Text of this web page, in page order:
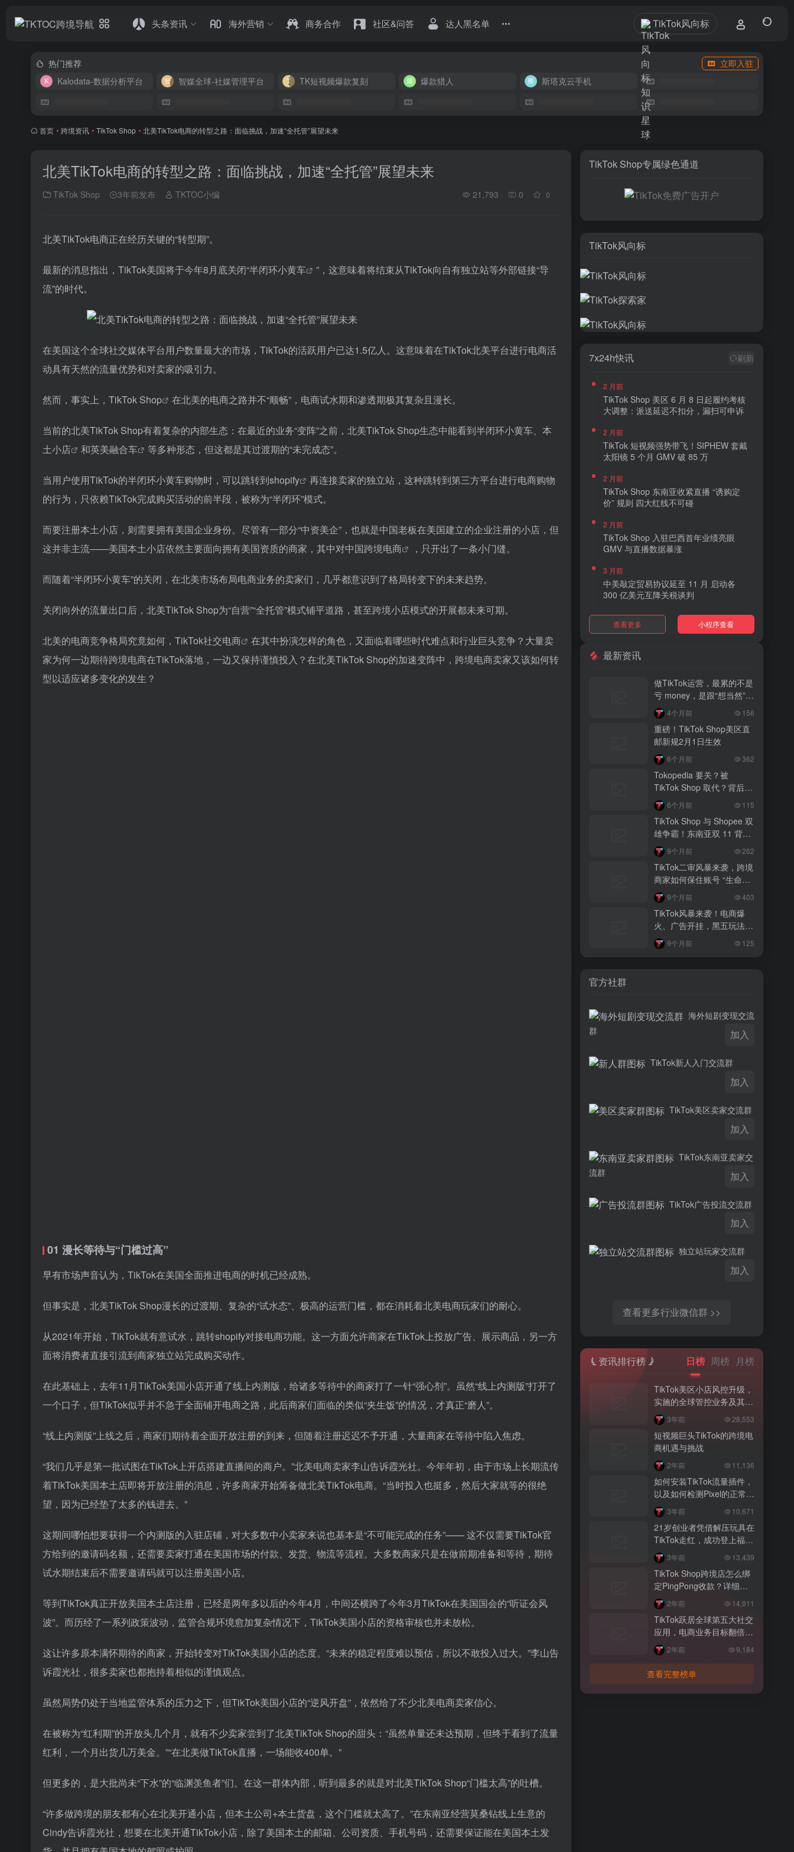
头条资讯 海外营销 商务合作 社区&问答 达人黑名单 TikTok风向标
热门推荐
立即入驻
Kalodata-数据分析平台
智媒全球-社媒管理平台 TK短视频爆款复刻 爆款猎人 斯塔克云手机
首页 • 跨境资讯 • TikTok Shop • 北美TikTok电商的转型之路：面临挑战，加速“全托管”展望未来
北美TikTok电商的转型之路：面临挑战，加速“全托管”展望未来
TikTok Shop 3年前发布 TKTOC小编 21,793 0 0
北美TikTok电商正在经历关键的“转型期”。
最新的消息指出，TikTok美国将于今年8月底关闭“半闭环小黄车
”，这意味着将结束从TikTok向自有独立站等外部链接“导
流”的时代。
在美国这个全球社交媒体平台用户数量最大的市场，TikTok的活跃用户已达1.5亿人。这意味着在TikTok北美平台进行电商活
动具有天然的流量优势和对卖家的吸引力。
然而，事实上， TikTok Shop 在北美的电商之路并不“顺畅”，电商试水期和渗透期极其复杂且漫长。
当前的北美TikTok Shop有着复杂的内部生态：在最近的业务“变阵”之前，北美TikTok Shop生态中能看到半闭环小黄车、 本
土小店
和英美融合车 等多种形态，但这都是其过渡期的“未完成态”。
当用户使用TikTok的半闭环小黄车购物时，可以跳转到shopify
再连接卖家的独立站，这种跳转到第三方平台进行电商购物
的行为，只依赖TikTok完成购买活动的前半段，被称为“半闭环”模式。
而要注册本土小店，则需要拥有美国企业身份。尽管有一部分“中资美企”，也就是中国老板在美国建立的企业注册的小店，但
这并非主流——美国本土小店依然主要面向拥有美国资质的商家，其中对中国跨境电商 ，只开出了一条小门缝。
而随着“半闭环小黄车”的关闭，在北美市场布局电商业务的卖家们，几乎都意识到了格局转变下的未来趋势。
关闭向外的流量出口后，北美TikTok Shop为“自营”“全托管”模式铺平道路，甚至跨境小店模式的开展都未来可期。
北美的电商竞争格局究竟如何， TikTok社交电商
在其中扮演怎样的角色，又面临着哪些时代难点和行业巨头竞争？大量卖
家为何一边期待跨境电商在TikTok落地，一边又保持谨慎投入？在北美TikTok Shop的加速变阵中，跨境电商卖家又该如何转
型以适应诸多变化的发生？
01 漫长等待与“门槛过高”
早有市场声音认为，TikTok在美国全面推进电商的时机已经成熟。
但事实是，北美TikTok Shop漫长的过渡期、复杂的“试水态”、极高的运营门槛，都在消耗着北美电商玩家们的耐心。
从2021年开始，TikTok就有意试水，跳转shopify对接电商功能。这一方面允许商家在TikTok上投放广告、展示商品，另一方
面将消费者直接引流到商家独立站完成购买动作。
在此基础上，去年11月TikTok美国小店开通了线上内测版，给诸多等待中的商家打了一针“强心剂”。虽然“线上内测版”打开了
一个口子，但TikTok似乎并不急于全面铺开电商之路，此后商家们面临的类似“夹生饭”的情况，才真正“磨人”。
“线上内测版”上线之后，商家们期待着全面开放注册的到来，但随着注册迟迟不予开通，大量商家在等待中陷入焦虑。
“我们几乎是第一批试图在TikTok上开店搭建直播间的商户。”北美电商卖家李山告诉霞光社。今年年初，由于市场上长期流传
着TikTok美国本土店即将开放注册的消息，许多商家开始筹备做北美TikTok电商。“当时投入也挺多，然后大家就等的很绝
望，因为已经垫了太多的钱进去。”
这期间哪怕想要获得一个内测版的入驻店铺，对大多数中小卖家来说也基本是“不可能完成的任务”—— 这不仅需要TikTok官
方给到的邀请码名额，还需要卖家打通在美国市场的付款、发货、物流等流程。大多数商家只是在做前期准备和等待，期待
试水期结束后不需要邀请码就可以注册美国小店。
等到TikTok真正开放美国本土店注册，已经是两年多以后的今年4月，中间还横跨了今年3月TikTok在美国国会的“听证会风
波”。而历经了一系列政策波动，监管合规环境愈加复杂情况下，TikTok美国小店的资格审核也并未放松。
这让许多原本满怀期待的商家，开始转变对TikTok美国小店的态度。“未来的稳定程度难以预估，所以不敢投入过大。”李山告
诉霞光社，很多卖家也都抱持着相似的谨慎观点。
虽然局势仍处于当地监管体系的压力之下，但TikTok美国小店的“逆风开盘”，依然给了不少北美电商卖家信心。
在被称为“红利期”的开放头几个月，就有不少卖家尝到了北美TikTok Shop的甜头：“虽然单量还未达预期，但终于看到了流量
红利，一个月出货几万美金。”“在北美做TikTok直播，一场能收400单。”
但更多的，是大批尚未“下水”的“临渊羡鱼者”们。在这一群体内部，听到最多的就是对北美TikTok Shop“门槛太高”的吐槽。
“许多做跨境的朋友都有心在北美开通小店，但本土公司+本土货盘，这个门槛就太高了。”在东南亚经营莫桑钻线上生意的
Cindy告诉霞光社，想要在北美开通TikTok小店，除了美国本土的邮箱、公司资质、手机号码，还需要保证能在美国本土发
TikTok Shop专属绿色通道
TikTok风向标
7x24h快讯 刷新
2 月前
TikTok Shop 美区 6 月 8 日起履约考核
大调整：派送延迟不扣分，漏扫可申诉
2 月前
TikTok 短视频强势带飞！SIPHEW 套戴
太阳镜 5 个月 GMV 破 85 万
2 月前
TikTok Shop 东南亚收紧直播 “诱购定
价” 规则 四大红线不可碰
2 月前
TikTok Shop 入驻巴西首年业绩亮眼
GMV 与直播数据暴涨
3 月前
中美敲定贸易协议延至 11 月 启动各
300 亿美元互降关税谈判
3 月前
TikTok Shop 上线 “三日达” 标签 履约
3 月前
者接受 AI 代下单
TikTok Shop 爱尔兰全面开放入驻 本土
品牌可零门槛开店
音乐节降噪耳塞风靡欧美 DTC 品牌单日
营收突破 200 万元
越南监管出手核查Shopee、TikTok
Shop涨价行为，佣金调整遭调查
TikTok Shop 印尼推出出海项目 助力本
土品牌开拓东南亚市场
TikTok Shop 英美周榜出炉 美妆家居成
查看更多 小程序查看
最新资讯
做TikTok运营，最累的不是
亏 money，是跟“想当然”的
人废话4个月前 156
重磅！TikTok Shop美区直
邮新规2月1日生效
6个月前 362
Tokopedia 要关？被
TikTok Shop 取代？背后真
相大揭秘！
6个月前 115
TikTok Shop 与 Shopee 双
雄争霸！东南亚双 11 背后
的内容电商新战局
9个月前 262
TikTok二审风暴来袭，跨境
商家如何保住账号 “生命
线”？9个月前 403
TikTok风暴来袭！电商爆
火、广告开挂，黑五玩法超
惊艳，你跟得上吗？
9个月前 125
官方社群
海外短剧变现交流
群
加入
TikTok新人入门交流群
加入
TikTok美区卖家交流群
加入
TikTok东南亚卖家交
流群
加入
TikTok广告投流交流群
加入
独立站玩家交流群
加入
查看更多行业微信群 >>
资讯排行榜 日榜 周榜 月榜
TikTok美区小店风控升级，
实施的全球管控业务及其要
求解读3年前 28,553
短视频巨头TikTok的跨境电
商机遇与挑战
2年前 11,136
如何安装TikTok流量插件，
以及如何检测Pixel的正常运
行？3年前 10,671
21岁创业者凭借解压玩具在
TikTok走红，成功登上福布
斯百万富翁榜！
3年前 13,439
TikTok Shop跨境店怎么绑
定PingPong收款？详细教
程来啦！
2年前 14,911
TikTok跃居全球第五大社交
应用，电商业务目标翻倍增
长 2年前 9,184
查看完整榜单